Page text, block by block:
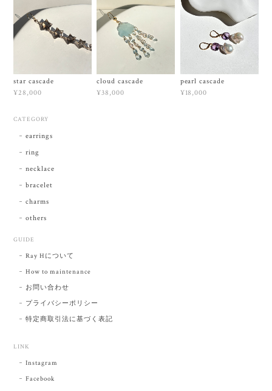
star cascade
¥28,000
cloud cascade
¥38,000
pearl cascade
¥18,000
CATEGORY
earrings
ring
necklace
bracelet
charms
others
GUIDE
Ray Hについて
How to maintenance
お問い合わせ
プライバシーポリシー
特定商取引法に基づく表記
LINK
Instagram
Facebook